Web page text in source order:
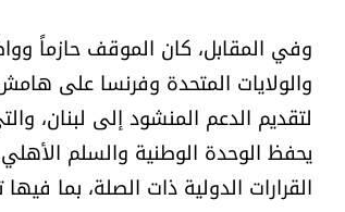
وفي المقابل، كان الموقف حازماً
والولايات المتحدة وفرنسا على
لتقديم الدعم المنشود إلى لبنان،
القرارات الدولية ذات الصلة، بما